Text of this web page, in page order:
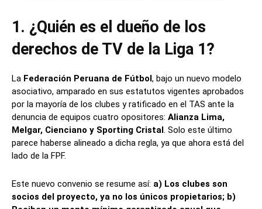
1. ¿Quién es el dueño de los
derechos de TV de la Liga 1?
La Federación Peruana de Fútbol, bajo un nuevo modelo
asociativo, amparado en sus estatutos vigentes aprobados
por la mayoría de los clubes y ratificado en el TAS ante la
denuncia de equipos cuatro opositores: Alianza Lima,
Melgar, Cienciano y Sporting Cristal. Solo este último
parece haberse alineado a dicha regla, ya que ahora está del
lado de la FPF.
Este nuevo convenio se resume así: a) Los clubes son
socios del proyecto, ya no los únicos propietarios; b)